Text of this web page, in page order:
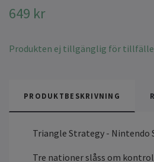
649 kr
Produkten ej tillgänglig för
PRODUKTBESKRIVNING
Triangle Strategy - Nintendo
Tre nationer slåss om